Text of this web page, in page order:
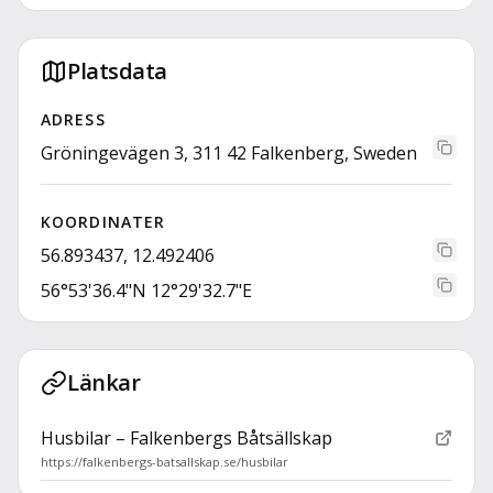
Platsdata
ADRESS
Gröningevägen 3, 311 42 Falkenberg, Sweden
KOORDINATER
56.893437, 12.492406
56°53'36.4"N 12°29'32.7"E
Länkar
Husbilar – Falkenbergs Båtsällskap
https://falkenbergs-batsallskap.se/husbilar